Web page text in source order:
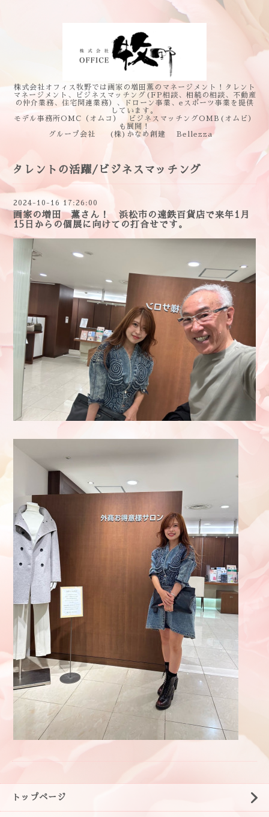
株式会社オフィス牧野では画家の増田薫のマネージメント！タレント
マネージメント、ビジネスマッチング(FP相談、相続の相談、不動産
の仲介業務、住宅関連業務）、ドローン事業、eスポーツ事業を提供
しています。
モデル事務所OMC（オムコ） ビジネスマッチングOMB(オムビ）
も展開！
グループ会社 (株)かなめ創建 Bellezza
タレントの活躍/ビジネスマッチング
2024-10-16 17:26:00
画家の増田 薫さん！ 浜松市の遠鉄百貨店で来年1月
15日からの個展に向けての打合せです。
トップページ